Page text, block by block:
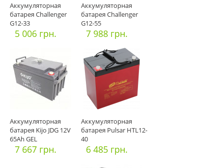
Аккумуляторная
батарея Challenger
G12-33
5 006 грн.
Аккумуляторная
батарея Challenger
G12-55
7 988 грн.
Аккумуляторная
батарея Kijo JDG 12V
65Ah GEL
7 667 грн.
Аккумуляторная
батарея Pulsar HTL12-
40
6 485 грн.